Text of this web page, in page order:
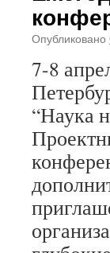
Опубликовано
7-8
“Наука